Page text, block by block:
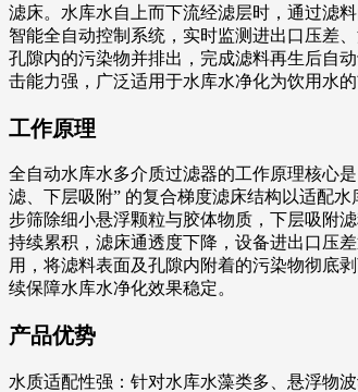
滤床。水库水自上而下流经滤层时，通过滤
智能全自动控制系统，实时监测进出口压差
孔隙内的污染物并排出，完成滤料再生后自
击能力强，广泛适用于水库水净化为饮用水
工作原理
全自动水库水多介质过滤器的工作原理核心
滤、下层吸附” 的复合梯度滤床结构以适配
步筛除细小悬浮颗粒与胶体物质，下层吸附
持续累积，滤床通透度下降，设备进出口压
用，将滤料表面及孔隙内附着的污染物彻底
续保障水库水净化效果稳定。
产品优势
水质适配性强：针对水库水藻类多、悬浮物